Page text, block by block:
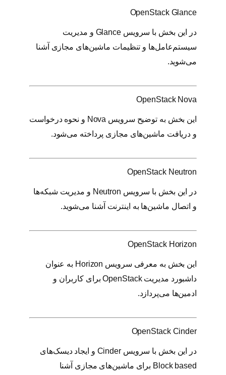
OpenStack Glance
در این بخش با سرویس Glance و مدیریت
سیستم‌عامل‌ها و تنظیمات ماشین‌های مجازی آشنا
می‌شوید.
OpenStack Nova
این بخش به توضیح سرویس Nova و نحوه درخواست
و دریافت ماشین‌های مجازی پرداخته می‌شود.
OpenStack Neutron
در این بخش با سرویس Neutron و مدیریت شبکه‌ها
و اتصال ماشین‌ها به اینترنت آشنا می‌شوید.
OpenStack Horizon
این بخش به معرفی سرویس Horizon به عنوان
داشبورد مدیریت OpenStack برای کاربران و
ادمین‌ها می‌پردازد.
OpenStack Cinder
در این بخش با سرویس Cinder و ایجاد دیسک‌های
Block based برای ماشین‌های مجازی آشنا